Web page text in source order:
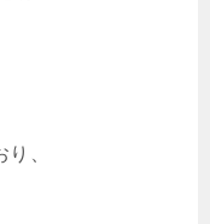
、